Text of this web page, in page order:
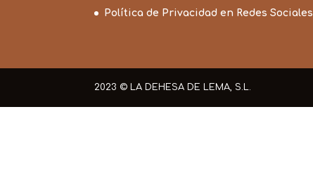
Política de Privacidad en Redes Sociales
2023 © LA DEHESA DE LEMA, S.L.